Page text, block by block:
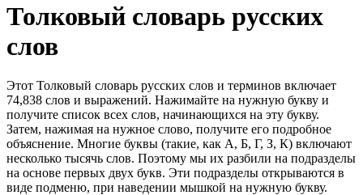
Толковый словарь русских
слов
Этот Толковый словарь русских слов и терминов включает
74,838 слов и выражений. Нажимайте на нужную букву и
получите список всех слов, начинающихся на эту букву.
Затем, нажимая на нужное слово, получите его подробное
объяснение. Многие буквы (такие, как А, Б, Г, З, К) включают
несколько тысячь слов. Поэтому мы их разбили на подразделы
на основе первых двух букв. Эти подразделы открываются в
виде подменю, при наведении мышкой на нужную букву.